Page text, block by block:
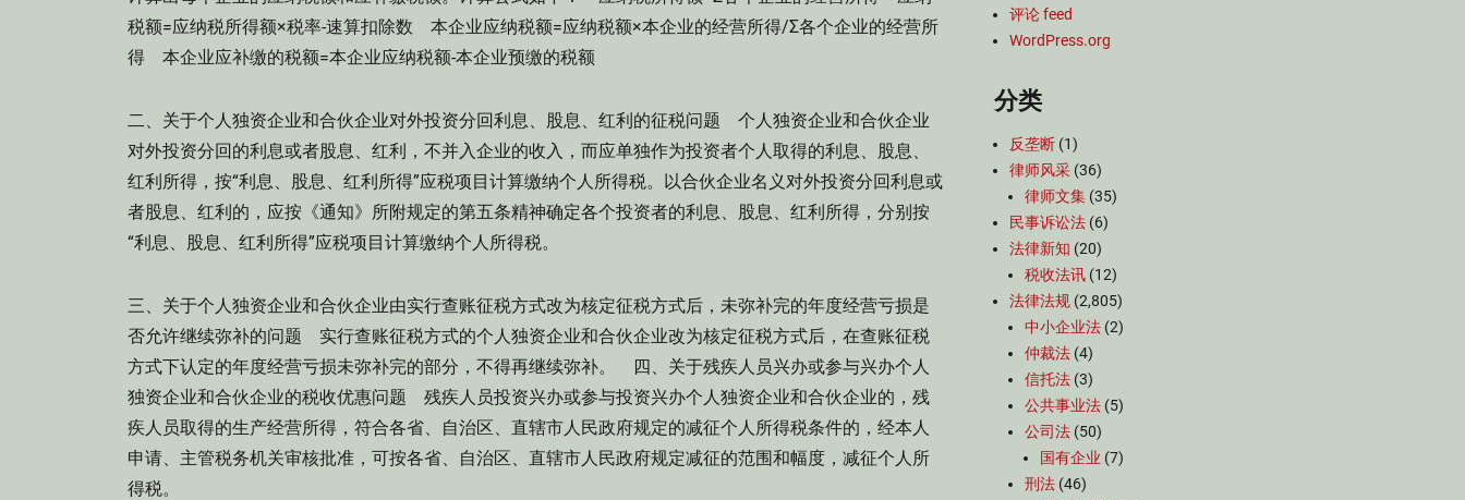
税额=应纳税所得额×税率-速算扣除数 本企业应纳税额=应纳税额×本企业的经营所得/Σ各个企业的经营所
得 本企业应补缴的税额=本企业应纳税额-本企业预缴的税额
二、关于个人独资企业和合伙企业对外投资分回利息、股息、红利的征税问题 个人独资企业和合伙企业
对外投资分回的利息或者股息、红利，不并入企业的收入，而应单独作为投资者个人取得的利息、股息、
红利所得，按“利息、股息、红利所得”应税项目计算缴纳个人所得税。以合伙企业名义对外投资分回利息或
者股息、红利的，应按《通知》所附规定的第五条精神确定各个投资者的利息、股息、红利所得，分别按
“利息、股息、红利所得”应税项目计算缴纳个人所得税。
三、关于个人独资企业和合伙企业由实行查账征税方式改为核定征税方式后，未弥补完的年度经营亏损是
否允许继续弥补的问题 实行查账征税方式的个人独资企业和合伙企业改为核定征税方式后，在查账征税
方式下认定的年度经营亏损未弥补完的部分，不得再继续弥补。 四、关于残疾人员兴办或参与兴办个人
独资企业和合伙企业的税收优惠问题 残疾人员投资兴办或参与投资兴办个人独资企业和合伙企业的，残
疾人员取得的生产经营所得，符合各省、自治区、直辖市人民政府规定的减征个人所得税条件的，经本人
申请、主管税务机关审核批准，可按各省、自治区、直辖市人民政府规定减征的范围和幅度，减征个人所
得税。
评论 feed
WordPress.org
分类
反垄断 (1)
律师风采 (36)
律师文集 (35)
民事诉讼法 (6)
法律新知 (20)
税收法讯 (12)
法律法规 (2,805)
中小企业法 (2)
仲裁法 (4)
信托法 (3)
公共事业法 (5)
公司法 (50)
国有企业 (7)
刑法 (46)